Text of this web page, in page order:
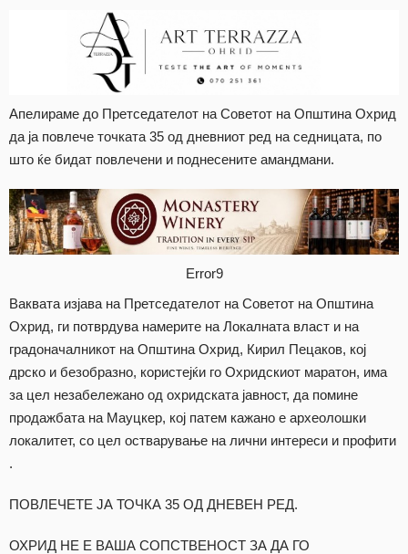
Апелираме до Претседателот на Советот на Општина Охрид
да ја повлече точката 35 од дневниот ред на седницата, по
што ќе бидат повлечени и поднесените амандмани.
Error9
Ваквата изјава на Претседателот на Советот на Општина
Охрид, ги потврдува намерите на Локалната власт и на
градоначалникот на Општина Охрид, Кирил Пецаков, кој
дрско и безобразно, користејќи го Охридскиот маратон, има
за цел незабележано од охридската јавност, да помине
продажбата на Мауцкер, кој патем кажано е археолошки
локалитет, со цел остварување на лични интереси и профити
.
ПОВЛЕЧЕТЕ ЈА ТОЧКА 35 ОД ДНЕВЕН РЕД.
ОХРИД НЕ Е ВАША СОПСТВЕНОСТ ЗА ДА ГО